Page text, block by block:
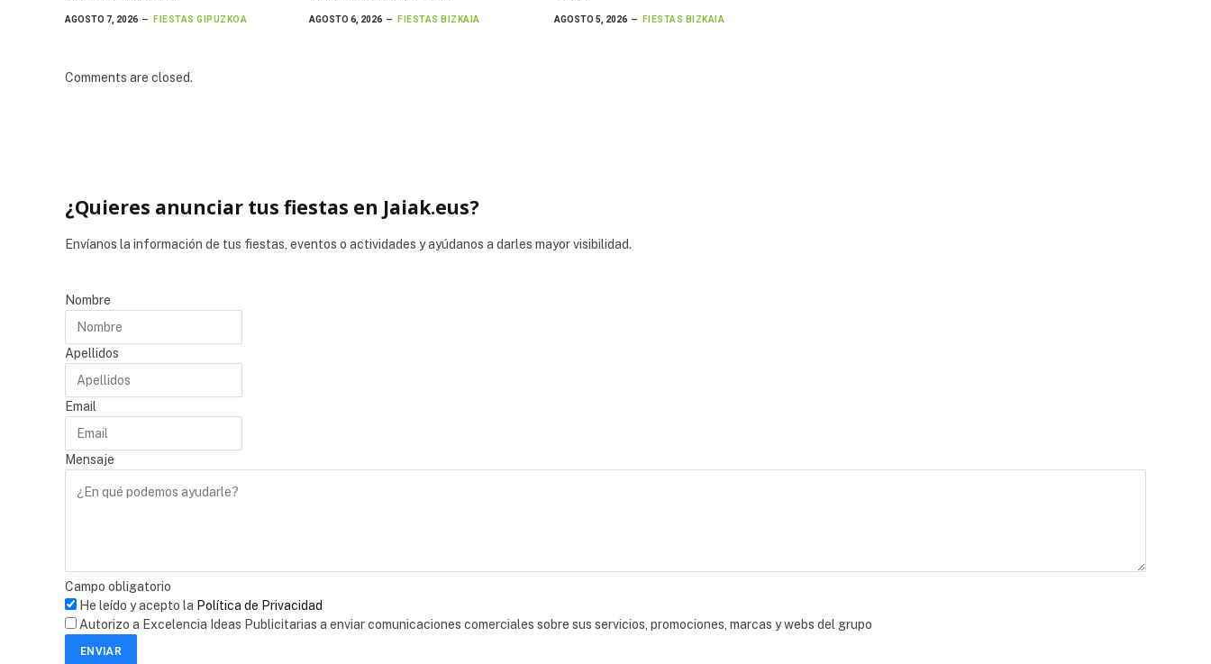
AGOSTO 7, 2026 FIESTAS GIPUZKOA AGOSTO 6, 2026 FIESTAS BIZKAIA AGOSTO 5, 2026 FIESTAS BIZKAIA
Comments are closed.
¿Quieres anunciar tus fiestas en Jaiak.eus?
Envíanos la información de tus fiestas, eventos o actividades y ayúdanos a darles mayor visibilidad.
Nombre
Apellidos
Email
Mensaje
Campo obligatorio
He leído y acepto la Política de Privacidad
Autorizo a Excelencia Ideas Publicitarias a enviar comunicaciones comerciales sobre sus servicios, promociones, marcas y webs del grupo
ENVIAR